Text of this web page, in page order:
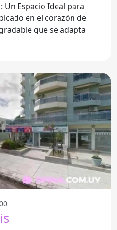
Un Espacio Ideal para
que se adapta